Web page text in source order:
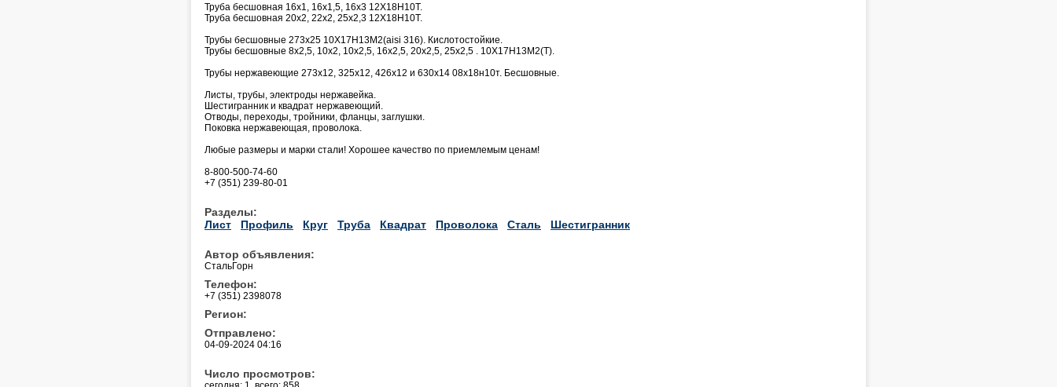
Труба бесшовная 16х1, 16х1,5, 16х3 12Х18Н10Т.
Труба бесшовная 20х2, 22х2, 25х2,3 12Х18Н10Т.
Трубы бесшовные 273х25 10Х17Н13М2(aisi 316). Кислотостойкие.
Трубы бесшовные 8х2,5, 10х2, 10х2,5, 16х2,5, 20х2,5, 25х2,5 . 10Х17Н13М2(Т).
Трубы нержавеющие 273х12, 325х12, 426х12 и 630х14 08х18н10т. Бесшовные.
Листы, трубы, электроды нержавейка.
Шестигранник и квадрат нержавеющий.
Отводы, переходы, тройники, фланцы, заглушки.
Поковка нержавеющая, проволока.
Любые размеры и марки стали! Хорошее качество по приемлемым ценам!
8-800-500-74-60
+7 (351) 239-80-01
Разделы:
Лист
Профиль Круг Труба Квадрат Проволока Сталь Шестигранник
Автор объявления:
СтальГорн
Телефон:
+7 (351) 2398078
Регион:
Отправлено:
04-09-2024 04:16
Число просмотров: